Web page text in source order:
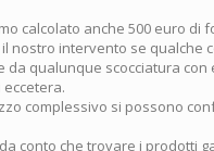
calcolato anche 500 euro di
nostro intervento se qualche
da qualunque scocciatura con
complessivo si possono
conto che trovare i prodotti